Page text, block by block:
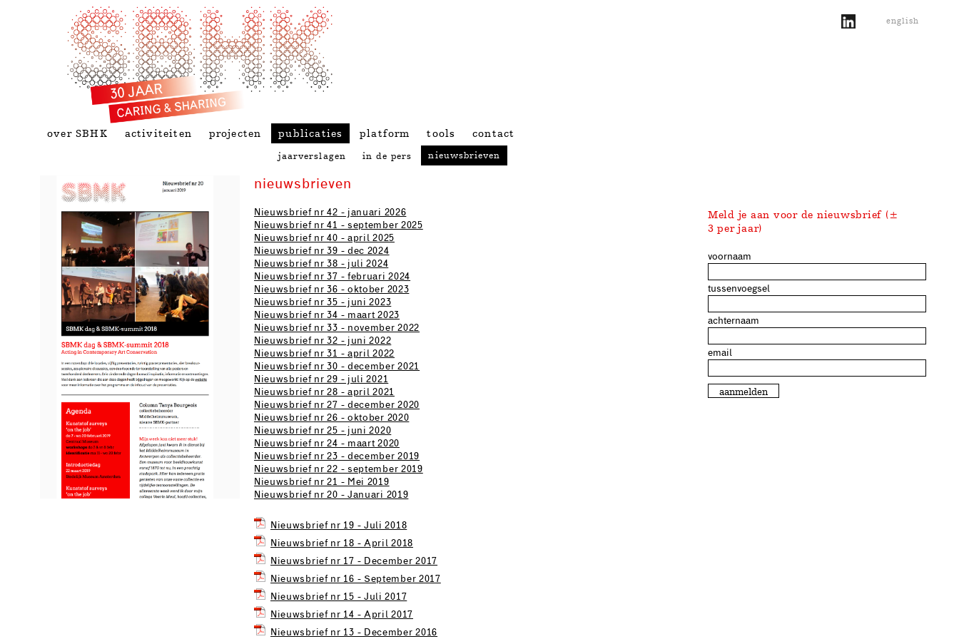
english
over SBHK activiteiten projecten publicaties
jaarverslagen in de pers nieuwsbrieven
platform tools contact
nieuwsbrieven
Nieuwsbrief nr 42 - januari 2026
Nieuwsbrief nr 41 - september 2025
Nieuwsbrief nr 40 - april 2025
Nieuwsbrief nr 39 - dec 2024
Nieuwsbrief nr 38 - juli 2024
Nieuwsbrief nr 37 - februari 2024
Nieuwsbrief nr 36 - oktober 2023
Nieuwsbrief nr 35 - juni 2023
Nieuwsbrief nr 34 - maart 2023
Nieuwsbrief nr 33 - november 2022
Nieuwsbrief nr 32 - juni 2022
Nieuwsbrief nr 31 - april 2022
Nieuwsbrief nr 30 - december 2021
Nieuwsbrief nr 29 - juli 2021
Nieuwsbrief nr 28 - april 2021
Nieuwsbrief nr 27 - december 2020
Nieuwsbrief nr 26 - oktober 2020
Nieuwsbrief nr 25 - juni 2020
Nieuwsbrief nr 24 - maart 2020
Nieuwsbrief nr 23 - december 2019
Nieuwsbrief nr 22 - september 2019
Nieuwsbrief nr 21 - Mei 2019
Nieuwsbrief nr 20 - Januari 2019
Nieuwsbrief nr 19 - Juli 2018
Nieuwsbrief nr 18 - April 2018
Nieuwsbrief nr 17 - December 2017
Nieuwsbrief nr 16 - September 2017
Nieuwsbrief nr 15 - Juli 2017
Nieuwsbrief nr 14 - April 2017
Nieuwsbrief nr 13 - December 2016
Meld je aan voor de nieuwsbrief (±
3 per jaar)
voornaam
tussenvoegsel
achternaam
email